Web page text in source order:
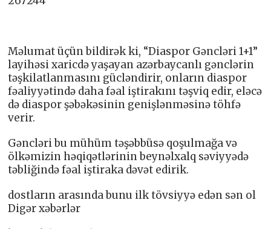
Məlumat üçün bildirək ki, “Diaspor Gəncləri 1+1”
layihəsi xaricdə yaşayan azərbaycanlı gənclərin
təşkilatlanmasını gücləndirir, onların diaspor
fəaliyyətində daha fəal iştirakını təşviq edir, eləcə
də diaspor şəbəkəsinin genişlənməsinə töhfə
verir.
Gəncləri bu mühüm təşəbbüsə qoşulmağa və
ölkəmizin həqiqətlərinin beynəlxalq səviyyədə
təbliğində fəal iştiraka dəvət edirik.
dostların arasında bunu ilk tövsiyyə edən sən ol
Digər xəbərlər